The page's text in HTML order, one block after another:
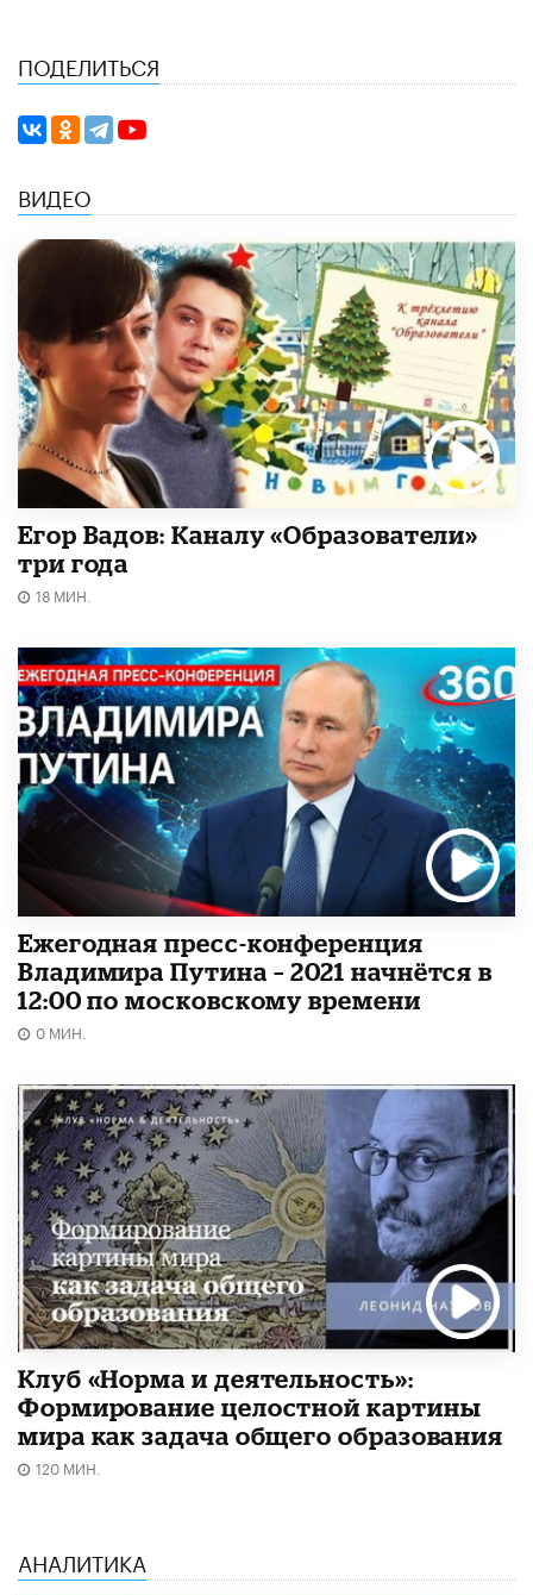
ПОДЕЛИТЬСЯ
ВИДЕО
Егор Вадов: Каналу «Образователи»
три года
18 МИН.
Ежегодная пресс-конференция
Владимира Путина – 2021 начнётся в
12:00 по московскому времени
0 МИН.
Клуб «Норма и деятельность»:
Формирование целостной картины
мира как задача общего образования
120 МИН.
АНАЛИТИКА